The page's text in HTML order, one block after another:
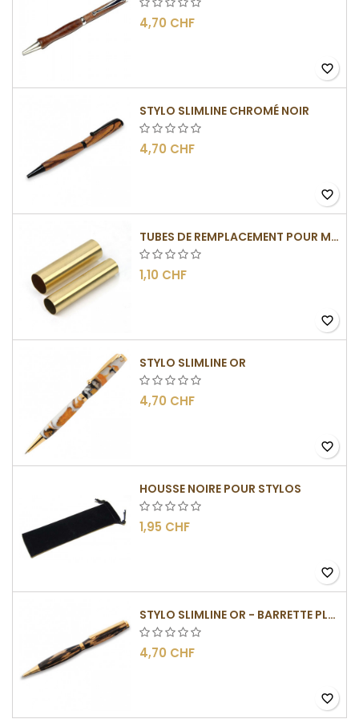
4,70 CHF
favorite_border
STYLO SLIMLINE CHROMÉ NOIR
4,70 CHF
favorite_border
TUBES DE REMPLACEMENT POUR MÉCANISMES SLIMLINE
1,10 CHF
favorite_border
STYLO SLIMLINE OR
4,70 CHF
favorite_border
HOUSSE NOIRE POUR STYLOS
1,95 CHF
favorite_border
STYLO SLIMLINE OR - BARRETTE PLATE
4,70 CHF
favorite_border